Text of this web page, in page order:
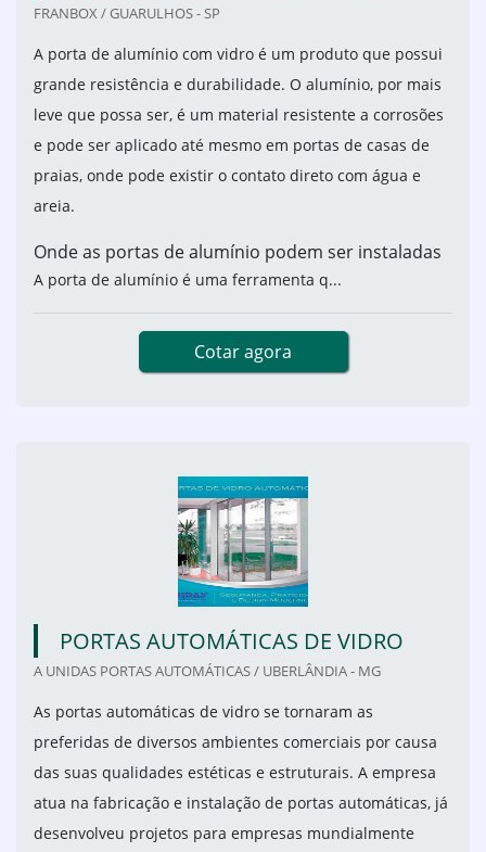
FRANBOX / GUARULHOS - SP
A porta de alumínio com vidro é um produto que possui
grande resistência e durabilidade. O alumínio, por mais
leve que possa ser, é um material resistente a corrosões
e pode ser aplicado até mesmo em portas de casas de
praias, onde pode existir o contato direto com água e
areia.
Onde as portas de alumínio podem ser instaladas
A porta de alumínio é uma ferramenta q...
Cotar agora
PORTAS AUTOMÁTICAS DE VIDRO
A UNIDAS PORTAS AUTOMÁTICAS / UBERLÂNDIA - MG
As portas automáticas de vidro se tornaram as
preferidas de diversos ambientes comerciais por causa
das suas qualidades estéticas e estruturais. A empresa
atua na fabricação e instalação de portas automáticas, já
desenvolveu projetos para empresas mundialmente